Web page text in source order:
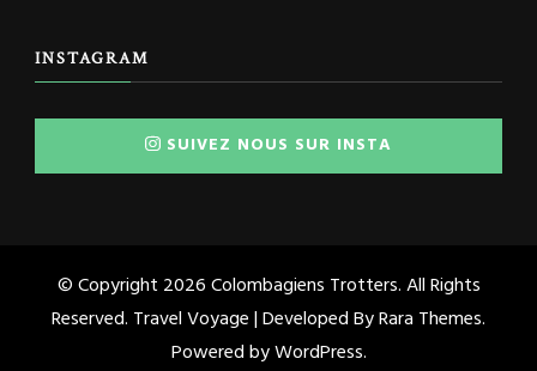
INSTAGRAM
SUIVEZ NOUS SUR INSTA
© Copyright 2026Colombagiens Trotters. All Rights
Reserved. Travel Voyage | Developed ByRara Themes.
Powered byWordPress.